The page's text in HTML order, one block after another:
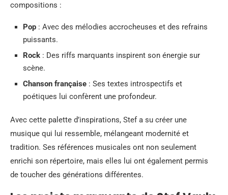
compositions :
Pop : Avec des mélodies accrocheuses et des refrains
puissants.
Rock : Des riffs marquants inspirent son énergie sur
scène.
Chanson française : Ses textes introspectifs et
poétiques lui confèrent une profondeur.
Avec cette palette d’inspirations, Stef a su créer une
musique qui lui ressemble, mélangeant modernité et
tradition. Ses références musicales ont non seulement
enrichi son répertoire, mais elles lui ont également permis
de toucher des générations différentes.